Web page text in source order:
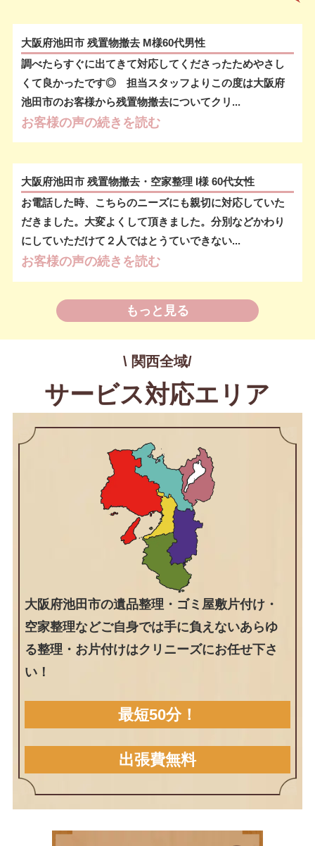
大阪府池田市 残置物撤去 M様60代男性
調べたらすぐに出てきて対応してくださったためやさし
くて良かったです◎ 担当スタッフよりこの度は大阪府
池田市のお客様から残置物撤去についてクリ...
お客様の声の続きを読む
大阪府池田市 残置物撤去・空家整理 I様 60代女性
お電話した時、こちらのニーズにも親切に対応していた
だきました。大変よくして頂きました。分別などかわり
にしていただけて２人ではとうていできない...
お客様の声の続きを読む
もっと見る
\ 関西全域/
サービス対応エリア
大阪府池田市の遺品整理・ゴミ屋敷片付け・
空家整理などご自身では手に負えないあらゆ
る整理・お片付けはクリニーズにお任せ下さ
い！
最短50分！
出張費無料